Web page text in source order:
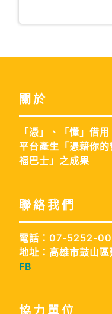
關於
「憑」、「懂」借
平台產生「憑藉你
福巴士」之成果
聯絡我們
電話：07-5252-
地址：高雄市鼓山
FB
協力單位